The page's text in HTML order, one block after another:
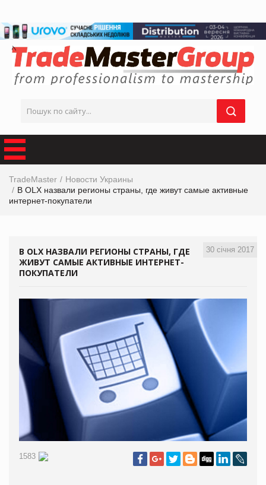
TradeMaster
Новости Украины
В OLX назвали регионы страны, где живут самые активные
интернет-покупатели
30 січня 2017
В OLX НАЗВАЛИ РЕГИОНЫ СТРАНЫ, ГДЕ
ЖИВУТ САМЫЕ АКТИВНЫЕ ИНТЕРНЕТ-
ПОКУПАТЕЛИ
1583